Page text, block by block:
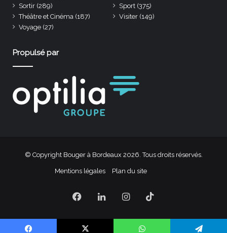
Sortir (289) Sport (375)
Théâtre et Cinéma (187) Visiter (149)
Voyage (27)
Propulsé par
© Copyright Bouger à Bordeaux 2026. Tous droits réservés.
Mentions légales Plan du site
Facebook
LinkedinInstagram